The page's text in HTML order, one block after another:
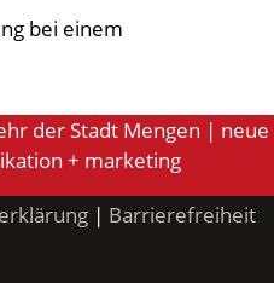
bei einem
der Stadt Mengen | neue
+ marketing
| Barrierefreiheit